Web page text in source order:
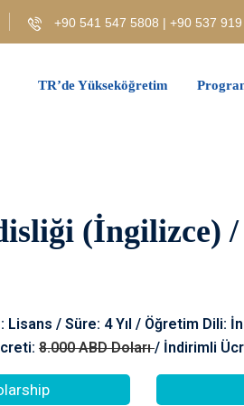
+90 541 547 5808 | +90 537
TR’de Yükseköğretim
(İngilizce) /
/ Süre: 4 Yıl / Öğretim Dili:
8.000 ABD Doları/ İndirimli